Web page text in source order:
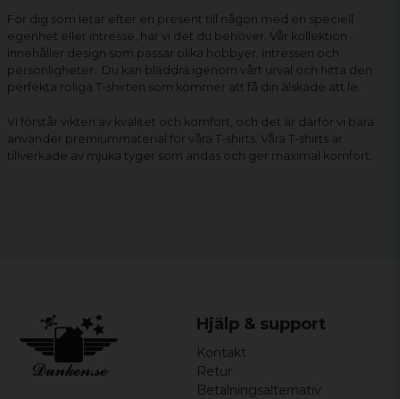
För dig som letar efter en present till någon med en speciell
egenhet eller intresse, har vi det du behöver. Vår kollektion
innehåller design som passar olika hobbyer, intressen och
personligheter. Du kan bläddra igenom vårt urval och hitta den
perfekta roliga T-shirten som kommer att få din älskade att le.
Vi förstår vikten av kvalitet och komfort, och det är därför vi bara
använder premiummaterial för våra T-shirts. Våra T-shirts är
tillverkade av mjuka tyger som andas och ger maximal komfort.
Hjälp & support
Kontakt
Retur
Betalningsalternativ